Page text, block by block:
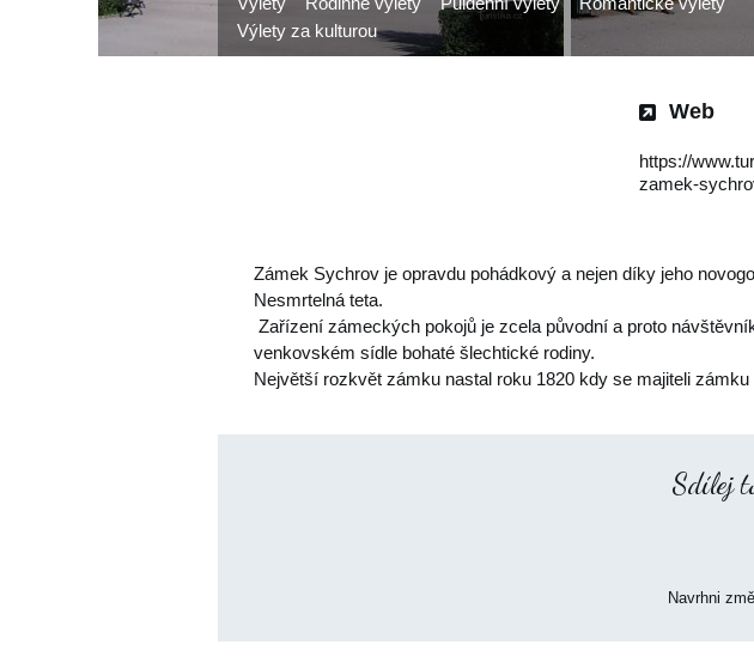
Web
https://
zamek-
Zámek Sychrov je opravdu pohádkový a nejen díky jeho
Nesmrtelná teta.
Zařízení zámeckých pokojů je zcela původní a proto
venkovském sídle bohaté šlechtické rodiny.
Největší rozkvět zámku nastal roku 1820 kdy se majiteli
Výlety za kulturou
Sdílej
Navrhni